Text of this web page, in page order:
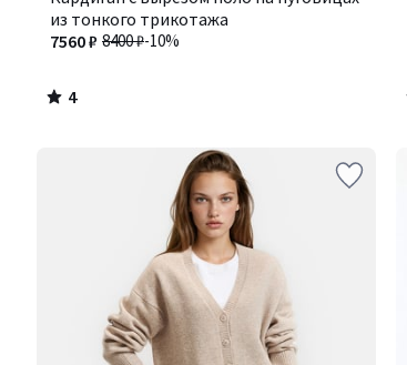
из тонкого трикотажа
8400 ₽-10%
7560 ₽
5
4
/